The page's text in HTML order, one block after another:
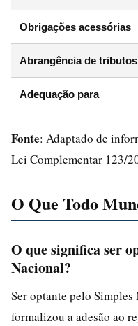
Obrigações acessórias
Abrangência de tributos
Adequação para
Fonte: Adaptado de
Lei Complementar 123/
O Que Todo
O que significa ser
Nacional?
Ser optante pelo
formalizou a adesão ao